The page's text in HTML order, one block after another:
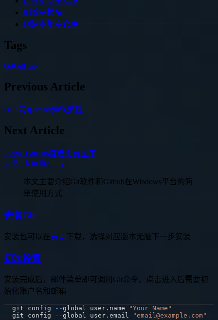
删除子模块
创建本地空仓库
Tags
GitGitHub
Previous Article
UE4发布steam游戏流程
Next Article
Picgo+GitHub搭建免费图床
← Back to the blog
本文主要介绍Git软件和Github在Windows平台的简
单使用方式
安装Git
安装包可以在官网 下载，选择对应版本无脑下一步安装
初次设置
安装完成后，邮件菜单即可调用Git命令，点击进入后需要初
始化账户名和邮箱
git config --global user . name
"Your Name"
git config
--global user . email
"email@example.com"